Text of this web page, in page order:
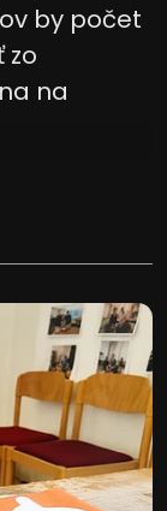
by počet
zo
na